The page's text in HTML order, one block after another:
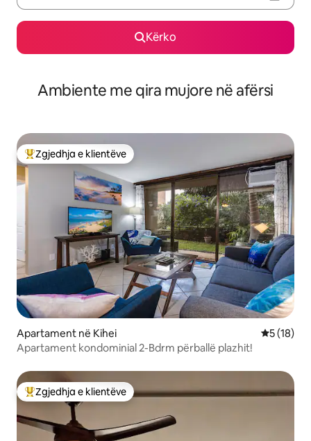
Kërko
Ambiente me qira mujore në afërsi
Më të mirat e zgjedhjeve të klientëve
Zgjedhja e klientëve
Apartament në Kihei Vlerësimi
5 (18)
Apartament kondominial 2-Bdrm përballë plazhit!
Më të mirat e zgjedhjeve të klientëve
Zgjedhja e klientëve